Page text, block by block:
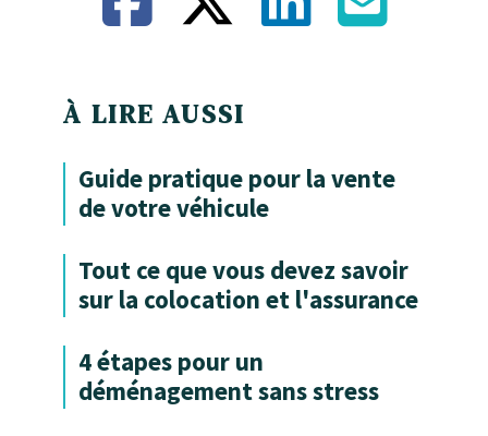
À LIRE AUSSI
Guide pratique pour la vente
de votre véhicule
Tout ce que vous devez savoir
sur la colocation et l'assurance
4 étapes pour un
déménagement sans stress